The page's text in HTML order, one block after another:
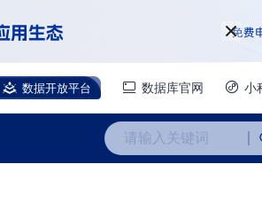
数据开放平台 数据库官网 小
请输入关键词